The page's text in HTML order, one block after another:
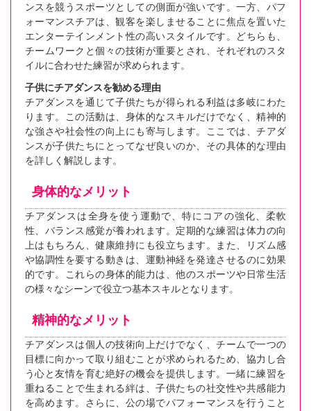
ンスを競うスポーツとしての側面が強いです。一方、パフ
ォーマンスチアは、観客を楽しませることに焦点を置いた
エンターテインメント性の高いスタイルです。どちらも、
チームワークと個々の技術が重要とされ、それぞれのスタ
イルに合わせた練習が求められます。
子供にチアダンスを勧める理由
チアダンスを通じて子供たちが得られる利益は多岐にわた
ります。この活動は、身体的なスキルだけでなく、精神的
な強さや社会性の向上にも寄与します。ここでは、チアダ
ンスが子供たちにとってなぜ良いのか、その具体的な理由
を詳しく解説します。
身体的なメリット
チアダンスは全身を使う運動で、特にコアの強化、柔軟
性、バランス感覚が養われます。定期的な練習は体力の向
上はもちろん、健康維持にも役立ちます。また、リズム感
や協調性を要する動きは、運動神経を発達させるのに効果
的です。これらの身体的能力は、他のスポーツや日常生活
の様々なシーンで役立つ基本スキルとなります。
精神的なメリット
チアダンスは個人の技術向上だけでなく、チームで一つの
目標に向かって取り組むことが求められるため、協力し合
う心と友情を育む絶好の機会を提供します。一緒に練習を
重ねることで生まれる絆は、子供たちの社交性や共感能力
を高めます。さらに、公の場でパフォーマンスを行うこと